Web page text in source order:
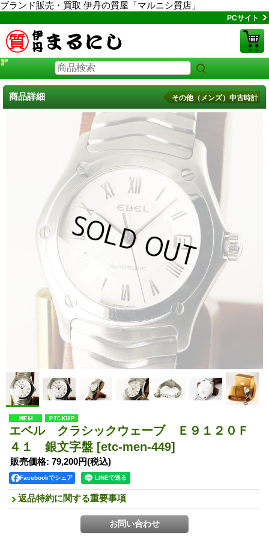
ブランド販売・買取 伊丹の質屋「マルニシ質店」
PCサイト
商品詳細 その他（メンズ）中古時計
エベル クラシックウェーブ Ｅ９１２０Ｆ
４１ 銀文字盤 [etc-men-449]
販売価格: 79,200円(税込)
Facebookでシェア
返品特約に関する重要事項